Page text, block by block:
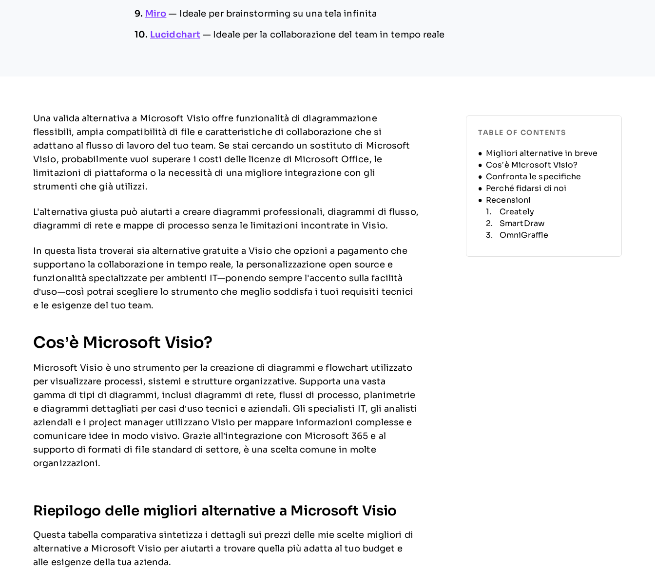
9. Miro — Ideale per brainstorming su una tela infinita
10. Lucidchart — Ideale per la collaborazione del team in tempo reale
Una valida alternativa a Microsoft Visio offre funzionalità di diagrammazione
flessibili, ampia compatibilità di file e caratteristiche di collaborazione che si
adattano al flusso di lavoro del tuo team. Se stai cercando un sostituto di Microsoft
Visio, probabilmente vuoi superare i costi delle licenze di Microsoft Office, le
limitazioni di piattaforma o la necessità di una migliore integrazione con gli
strumenti che già utilizzi.
L'alternativa giusta può aiutarti a creare diagrammi professionali, diagrammi di flusso,
diagrammi di rete e mappe di processo senza le limitazioni incontrate in Visio.
In questa lista troverai sia alternative gratuite a Visio che opzioni a pagamento che
supportano la collaborazione in tempo reale, la personalizzazione open source e
funzionalità specializzate per ambienti IT—ponendo sempre l'accento sulla facilità
d’uso—così potrai scegliere lo strumento che meglio soddisfa i tuoi requisiti tecnici
e le esigenze del tuo team.
Cos’è Microsoft Visio?
Microsoft Visio è uno strumento per la creazione di diagrammi e flowchart utilizzato
per visualizzare processi, sistemi e strutture organizzative. Supporta una vasta
gamma di tipi di diagrammi, inclusi diagrammi di rete, flussi di processo, planimetrie
e diagrammi dettagliati per casi d’uso tecnici e aziendali. Gli specialisti IT, gli analisti
aziendali e i project manager utilizzano Visio per mappare informazioni complesse e
comunicare idee in modo visivo. Grazie all’integrazione con Microsoft 365 e al
supporto di formati di file standard di settore, è una scelta comune in molte
organizzazioni.
Riepilogo delle migliori alternative a Microsoft Visio
Questa tabella comparativa sintetizza i dettagli sui prezzi delle mie scelte migliori di
alternative a Microsoft Visio per aiutarti a trovare quella più adatta al tuo budget e
alle esigenze della tua azienda.
TABLE OF CONTENTS
Migliori alternative in breve
Cos’è Microsoft Visio?
Confronta le specifiche
Perché fidarsi di noi
Recensioni
Creately
SmartDraw
OmniGraffle
Gliffy